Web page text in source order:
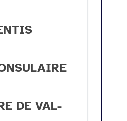
DE VAL-